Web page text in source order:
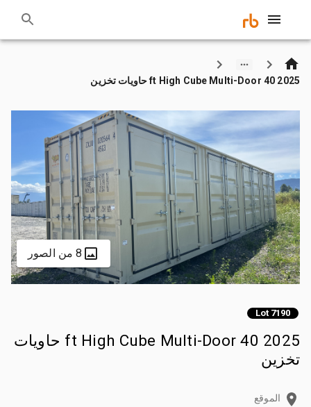
2025 40 ft High Cube Multi-Door حاويات تخزين
8 من الصور
Lot 7190
2025 40 ft High Cube Multi-Door حاويات
تخزين
الموقع